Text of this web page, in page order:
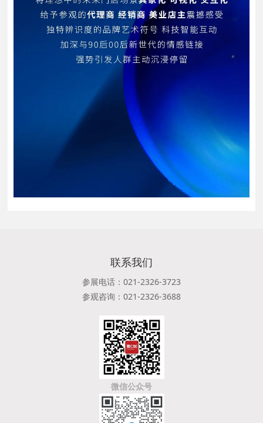
联系我们
参展电话：021-2326-3723
参观咨询：021-2326-3688
微信公众号